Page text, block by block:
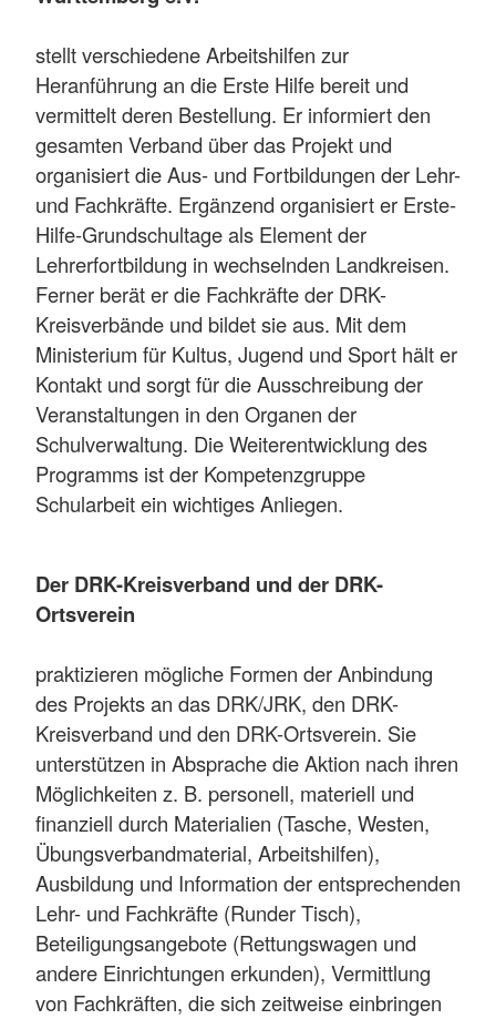
stellt verschiedene Arbeitshilfen zur
Heranführung an die Erste Hilfe bereit und
vermittelt deren Bestellung. Er informiert den
gesamten Verband über das Projekt und
organisiert die Aus- und Fortbildungen der Lehr-
und Fachkräfte. Ergänzend organisiert er Erste-
Hilfe-Grundschultage als Element der
Lehrerfortbildung in wechselnden Landkreisen.
Ferner berät er die Fachkräfte der DRK-
Kreisverbände und bildet sie aus. Mit dem
Ministerium für Kultus, Jugend und Sport hält er
Kontakt und sorgt für die Ausschreibung der
Veranstaltungen in den Organen der
Schulverwaltung. Die Weiterentwicklung des
Programms ist der Kompetenzgruppe
Schularbeit ein wichtiges Anliegen.
Der DRK-Kreisverband und der DRK-
Ortsverein
praktizieren mögliche Formen der Anbindung
des Projekts an das DRK/JRK, den DRK-
Kreisverband und den DRK-Ortsverein. Sie
unterstützen in Absprache die Aktion nach ihren
Möglichkeiten z. B. personell, materiell und
finanziell durch Materialien (Tasche, Westen,
Übungsverbandmaterial, Arbeitshilfen),
Ausbildung und Information der entsprechenden
Lehr- und Fachkräfte (Runder Tisch),
Beteiligungsangebote (Rettungswagen und
andere Einrichtungen erkunden), Vermittlung
von Fachkräften, die sich zeitweise einbringen